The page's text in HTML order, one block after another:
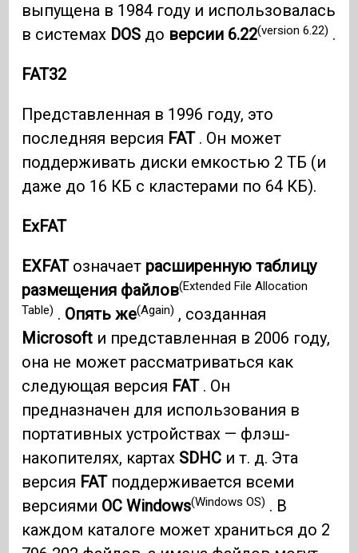
выпущена в 1984 году и использовалась
в системах DOS до версии 6.22(version 6.22) .
FAT32
Представленная в 1996 году, это
последняя версия FAT. Он может
поддерживать диски емкостью 2 ТБ (и
даже до 16 КБ с кластерами по 64 КБ).
ExFAT
EXFATозначает расширенную таблицу
размещения файлов(Extended File Allocation
Table) . Опять же(Again) , созданная
Microsoft и представленная в 2006 году,
она не может рассматриваться как
следующая версия FAT. Он
предназначен для использования в
портативных устройствах — флэш-
накопителях, картах SDHC и т. д. Эта
версия FATподдерживается всеми
версиями ОС Windows(Windows OS) . В
каждом каталоге может храниться до 2